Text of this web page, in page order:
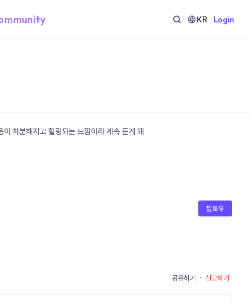
KR Login
차분해지고 힐링되는 느낌이라 계속 듣게 돼
팔로우
공유하기 · 신고하기